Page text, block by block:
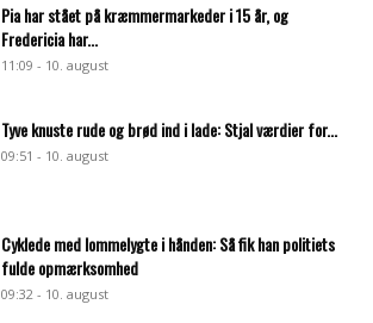
Pia har stået på kræmmermarkeder i 15 år, og
Fredericia har...
11:09 - 10. august
Tyve knuste rude og brød ind i lade: Stjal værdier for...
09:51 - 10. august
Cyklede med lommelygte i hånden: Så fik han politiets
fulde opmærksomhed
09:32 - 10. august